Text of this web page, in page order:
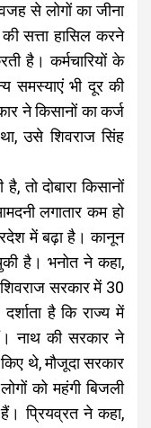
से लोगों का जीना
सत्ता हासिल करने
है। कर्मचारियों के
समस्याएं भी दूर की
ने किसानों का कर्ज
उसे शिवराज सिंह
तो दोबारा किसानों
लगातार कम हो
में बढ़ा है। कानून
है। भनोत ने कहा,
सरकार में 30
है कि राज्य में
नाथ की सरकार ने
थे, मौजूदा सरकार
को महंगी बिजली
प्रियव्रत ने कहा,